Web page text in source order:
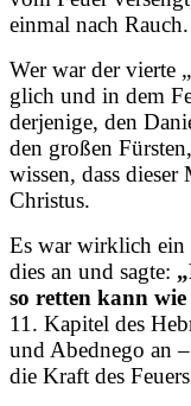
einmal nach Rauch.
Wer war der vierte
glich und in dem
derjenige, den
den großen
wissen, dass dieser
Christus.
Es war wirklich ein
dies an und sagte:
so retten kann wie
11. Kapitel des
und Abednego an
die Kraft des